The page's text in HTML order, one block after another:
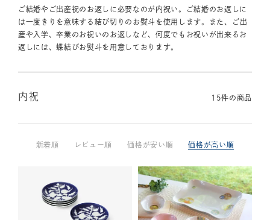
ご結婚やご出産祝のお返しに必要なのが内祝い。ご結婚のお返しに
は一度きりを意味する結び切りのお熨斗を使用します。
また、ご出
産や入学、卒業のお祝いのお返しなど、何度でもお祝いが出来るお
返しには、蝶結びお熨斗を用意しております。
内祝 15件の商品
新着順 レビュー順 価格が安い順 価格が高い順